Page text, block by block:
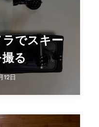
でスキー
る
12日